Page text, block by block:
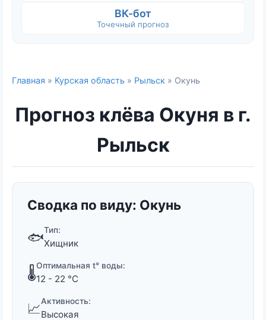
ВК-бот
Точечный прогноз
Главная » Курская область » Рыльск » Окунь
Прогноз клёва Окуня в г.
Рыльск
Сводка по виду: Окунь
🐟Тип:
Хищник
🌡️Оптимальная t° воды:
12 - 22 °C
📈Активность:
Высокая